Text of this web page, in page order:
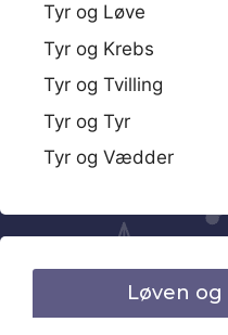
Tyr og Løve
Tyr og Krebs
Tyr og Tvilling
Tyr og Tyr
Tyr og Vædder
Løven